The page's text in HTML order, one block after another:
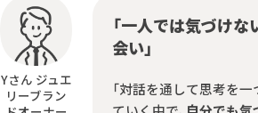
Yさん ジュエ
リーブラン
「一人では気づけ
会い」
「対話を通して思考を